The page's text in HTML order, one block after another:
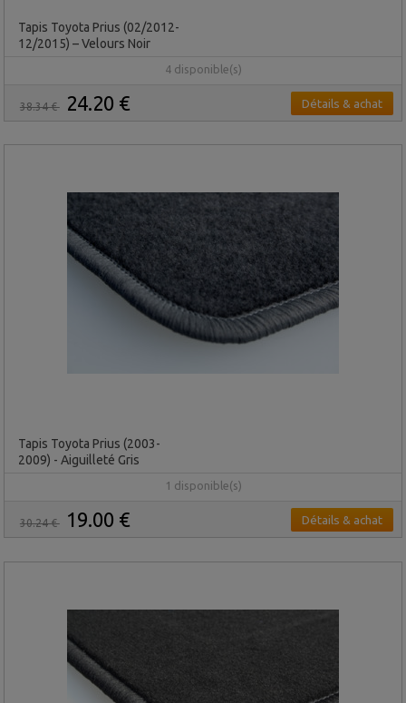
Tapis Toyota Prius (02/2012-
12/2015) – Velours Noir
4 disponible(s)
38.34 € 24.20 € Détails & achat
Tapis Toyota Prius (2003-
2009) - Aiguilleté Gris
1 disponible(s)
30.24 € 19.00 € Détails & achat